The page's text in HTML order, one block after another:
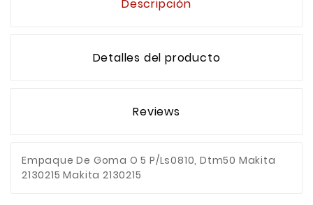
Descripción
Detalles del producto
Reviews
Empaque De Goma O 5 P/Ls0810, Dtm50 Makita
2130215 Makita 2130215